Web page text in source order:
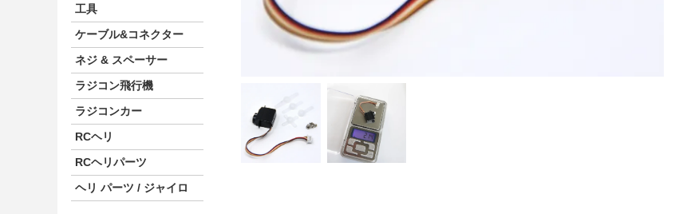
工具
ケーブル&コネクター
ネジ & スペーサー
ラジコン飛行機
ラジコンカー
RCヘリ
RCヘリパーツ
ヘリ パーツ / ジャイロ